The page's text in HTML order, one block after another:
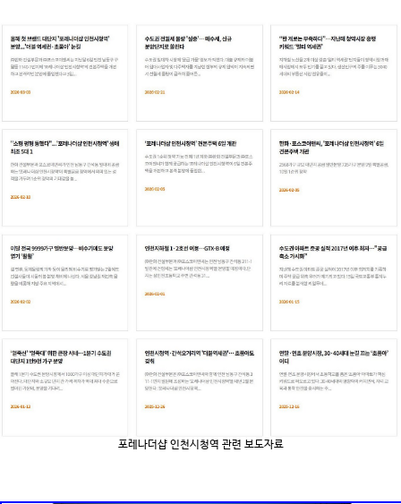
포레나더샵 인천시청역 관련 보도자료